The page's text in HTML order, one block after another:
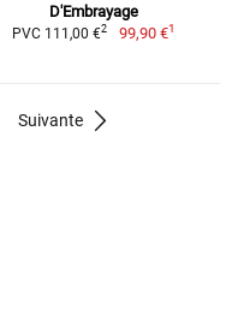
D'Embrayage
PVC 111,00 €2 99,90 €1
Suivante